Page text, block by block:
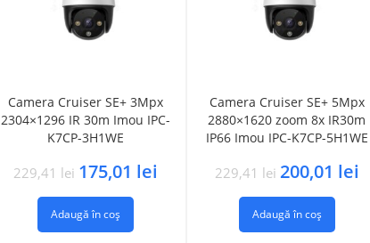
Camera Cruiser SE+ 3Mpx
2304×1296 IR 30m Imou IPC-
K7CP-3H1WE
229,41 lei 175,01 lei
Adaugă în coș
Camera Cruiser SE+ 5Mpx
2880×1620 zoom 8x IR30m
IP66 Imou IPC-K7CP-5H1WE
229,41 lei 200,01 lei
Adaugă în coș